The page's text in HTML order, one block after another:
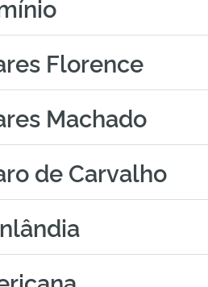
Florence
Machado
de Carvalho